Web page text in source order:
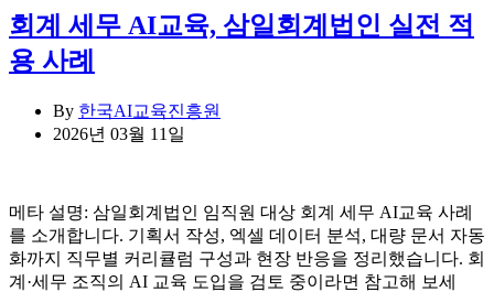
회계 세무 AI교육, 삼일회계법인 실전 적
용 사례
By 한국AI교육진흥원
2026년 03월 11일
메타 설명: 삼일회계법인 임직원 대상 회계 세무 AI교육 사례
를 소개합니다. 기획서 작성, 엑셀 데이터 분석, 대량 문서 자동
화까지 직무별 커리큘럼 구성과 현장 반응을 정리했습니다. 회
계·세무 조직의 AI 교육 도입을 검토 중이라면 참고해 보세